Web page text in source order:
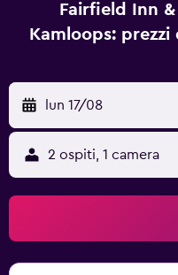
Fairfield Inn
Kamloops:
lun 17/08
2 ospiti, 1 camera